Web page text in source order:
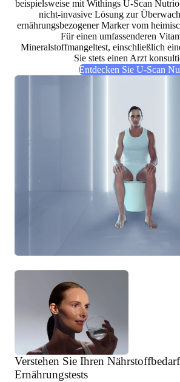
beispielsweise mit Withings U-Scan
nicht-invasive Lösung zur
ernährungsbezogener Markervom
Für einen umfassenderen
Mineralstoffmangeltest, einschließlich
Sie stets einen Arzt
Entdecken Sie U-Scan
Verstehen Sie Ihren
Ernährungstests